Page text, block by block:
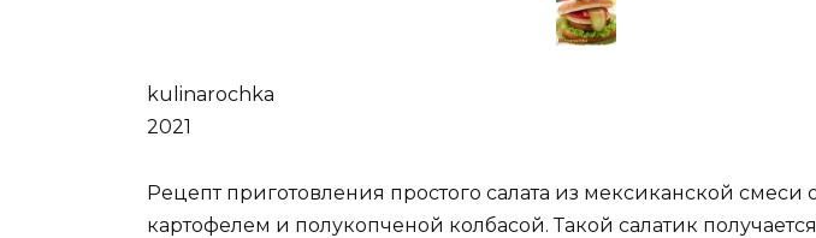
kulinarochka
2021
Рецепт приготовления простого салата из мексиканской смеси
картофелем и полукопченой колбасой. Такой салатик